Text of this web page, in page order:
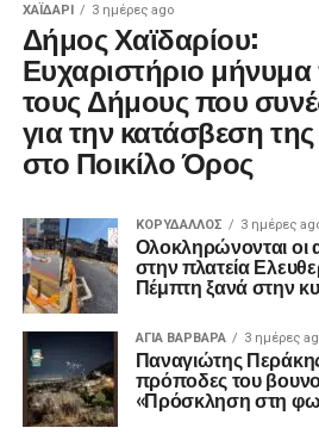
ΧΑΪΔΑΡΙ 3 ημέρες ago
Δήμος Χαϊδαρίου:
Ευχαριστήριο
τους Δήμους που
για την κατάσβεση
στο Ποικίλο Όρος
ΚΟΡΥΔΑΛΛΟΣ 3 ημέρες
Ολοκληρώνονται οι
στην πλατεία
Πέμπτη ξανά στην
ΑΓΙΑ ΒΑΡΒΑΡΑ 3 ημέρες
Παναγιώτης
πρόποδες του
«Πρόσκληση στη